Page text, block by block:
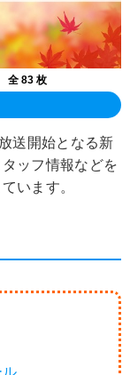
全 83 枚
送開始となる新
ッフ情報などを
います。